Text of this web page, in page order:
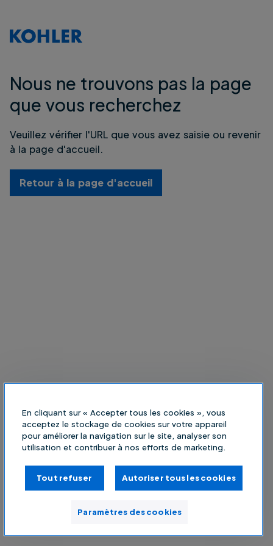
Nous ne trouvons pas la page
que vous recherchez
Veuillez vérifier l'URL que vous avez saisie ou revenir
à la page d'accueil.
Retour à la page d'accueil
En cliquant sur « Accepter tous les cookies », vous
acceptez le stockage de cookies sur votre appareil
pour améliorer la navigation sur le site, analyser son
utilisation et contribuer à nos efforts de marketing.
Tout refuser Autoriser tous les cookies
Paramètres des cookies